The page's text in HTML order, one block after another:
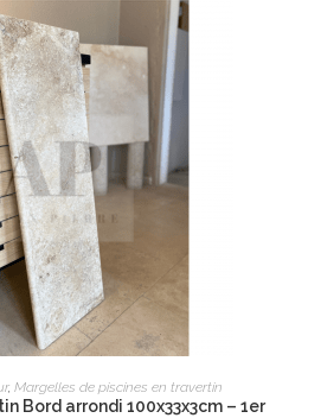
AU PANIER
, Margelles de piscines en travertin
Bord arrondi 100x33x3cm – 1er